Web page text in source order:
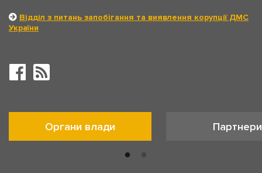
Відділ з питань запобігання та виявлення корупції ДМС
України
Органи влади Партнери